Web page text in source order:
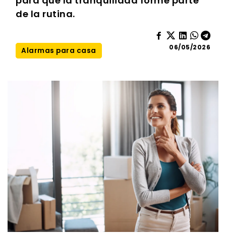
de la rutina.
Alarmas para casa 06/05/2026